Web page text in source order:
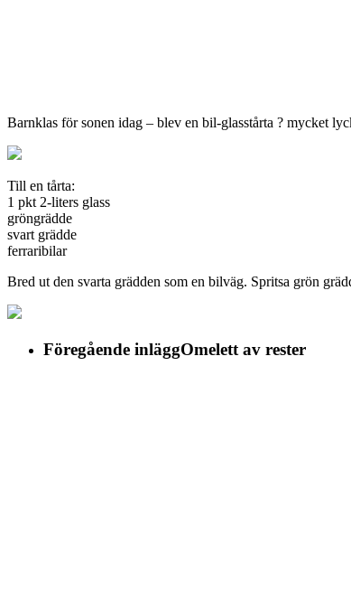
Barnklas för sonen idag – blev en bil-glasstårta ? mycket
Till en tårta:
1 pkt 2-liters glass
gröngrädde
svart grädde
ferraribilar
Bred ut den svarta grädden som en bilväg. Spritsa grön
Föregående inläggOmelett av rester